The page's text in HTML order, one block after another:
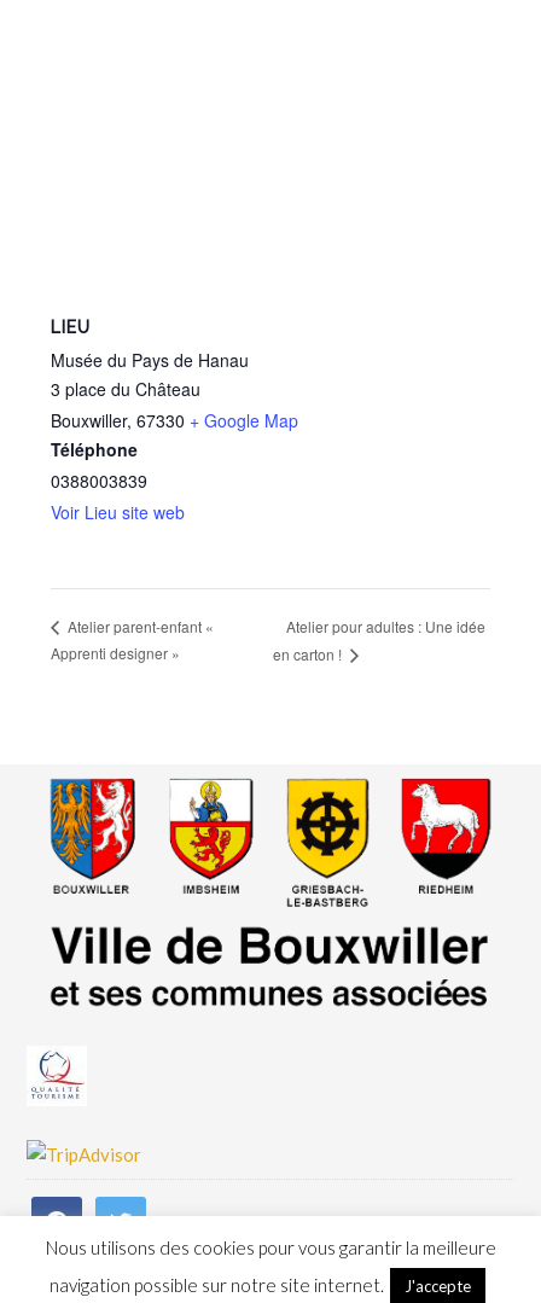
LIEU
Musée du Pays de Hanau
3 place du Château
Bouxwiller, 67330 + Google Map
Téléphone
0388003839
Voir Lieu site web
Atelier parent-enfant «
Apprenti designer »
Atelier pour adultes : Une idée
en carton !
Nous utilisons des cookies pour vous garantir la meilleure
navigation possible sur notre site internet.
J'accepte